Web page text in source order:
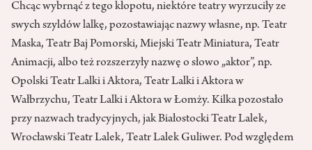
Chcąc wybrnąć z tego kłopotu, niektóre teatry wyrzuciły ze
swych szyldów lalkę, pozostawiając nazwy własne, np. Teatr
Maska, Teatr Baj Pomorski, Miejski Teatr Miniatura, Teatr
Animacji, albo też rozszerzyły nazwę o słowo „aktor”, np.
Opolski Teatr Lalki i Aktora, Teatr Lalki i Aktora w
Wałbrzychu, Teatr Lalki i Aktora w Łomży. Kilka pozostało
przy nazwach tradycyjnych, jak Białostocki Teatr Lalek,
Wrocławski Teatr Lalek, Teatr Lalek Guliwer. Pod względem